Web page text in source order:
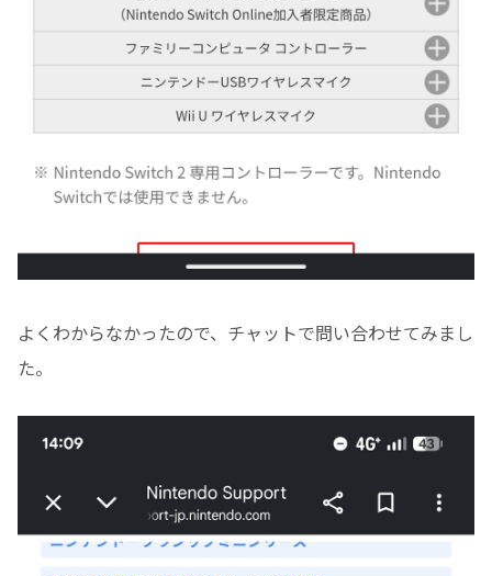
よくわからなかったので、チャットで問い合わせてみまし
た。